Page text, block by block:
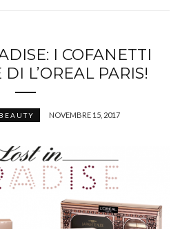
I COFANETTI
L’OREAL PARIS!
BEAUTY NOVEMBRE 15, 2017